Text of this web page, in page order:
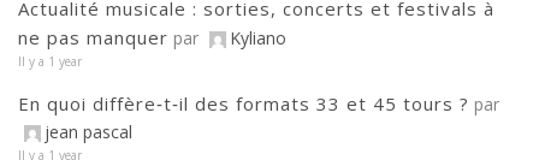
Actualité musicale : sorties, concerts et festivals à
ne pas manquer par Kyliano
Il y a 1 year
En quoi diffère‑t‑il des formats 33 et 45 tours ? par
jean pascal
Il y a 1 year